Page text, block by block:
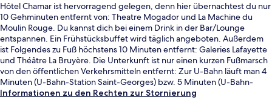
Hôtel Chamar ist hervorragend gelegen, denn hier übernachtest du nur
10 Gehminuten entfernt von: Theatre Mogador und La Machine du
Moulin Rouge. Du kannst dich bei einem Drink in der Bar/Lounge
entspannen. Ein Frühstücksbuffet wird täglich angeboten. Außerdem
ist Folgendes zu Fuß höchstens 10 Minuten entfernt: Galeries Lafayette
und Théâtre La Bruyère. Die Unterkunft ist nur einen kurzen Fußmarsch
von den öffentlichen Verkehrsmitteln entfernt: Zur U-Bahn läuft man 4
Minuten (U-Bahn-Station Saint-Georges) bzw. 5 Minuten (U-Bahn-
Station Trinité - d’Estienne d’Orves).
Informationen zu den Rechten zur Stornierung